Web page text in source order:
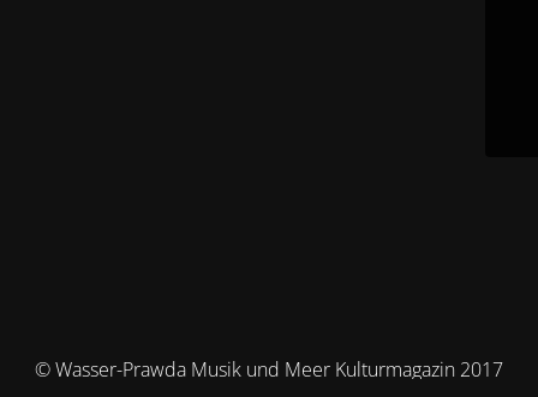
© Wasser-Prawda Musik und Meer Kulturmagazin 2017